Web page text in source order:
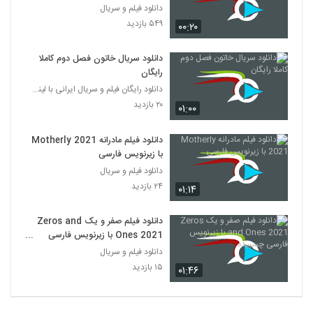
۰۰:۲۰
دانلود فیلم و سریال
۵۴۹ بازدید
۰۱:۰۰
دانلود سریال خاتون فصل دوم کاملا
رایگان
دانلود رایگان فیلم و سریال ایرانی با لینک مستقیم
۲۰ بازدید
۰۱:۱۴
دانلود فیلم مادرانه Motherly 2021
با زیرنویس فارسی
دانلود فیلم و سریال
۲۴ بازدید
۰۱:۴۶
دانلود فیلم صفر و یک Zeros and
Ones 2021 با زیرنویس فارسی
چسبیده
دانلود فیلم و سریال
۱۵ بازدید